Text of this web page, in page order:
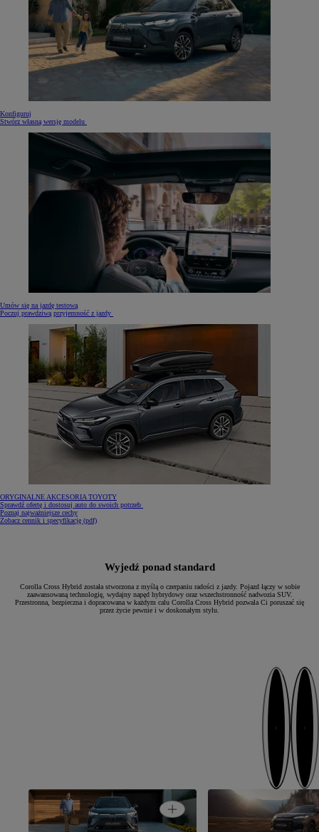
Konfiguruj
Stwórz własną wersję modelu
Umów się na jazdę testową
Poczuj prawdziwą przyjemność z jazdy
ORYGINALNE AKCESORIA TOYOTY
Sprawdź ofertę i dostosuj auto do swoich potrzeb
Poznaj najważniejsze cechy
Zobacz cennik i specyfikację (pdf)(Opens in new window)
Wyjedź ponad standard
Corolla Cross Hybrid została stworzona z myślą o czerpaniu radości z jazdy. Pojazd łączy w sobie
zaawansowaną technologię, wydajny napęd hybrydowy oraz wszechstronność nadwozia SUV.
Przestronna, bezpieczna i dopracowana w każdym calu Corolla Cross Hybrid pozwala Ci poruszać się
przez życie pewnie i w doskonałym stylu.
Poprzedni
Autentyczny SUV
Open card
Włącz tryb przygody